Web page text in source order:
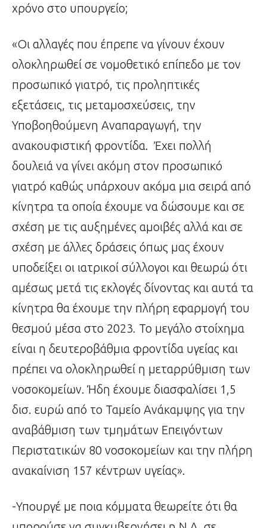
χρόνο στο υπουργείο;
«Οι αλλαγές που έπρεπε να γίνουν έχουν
ολοκληρωθεί σε νομοθετικό επίπεδο με τον
προσωπικό γιατρό, τις προληπτικές
εξετάσεις, τις μεταμοσχεύσεις, την
Υποβοηθούμενη Αναπαραγωγή, την
ανακουφιστική φροντίδα. Έχει πολλή
δουλειά να γίνει ακόμη στον προσωπικό
γιατρό καθώς υπάρχουν ακόμα μια σειρά από
κίνητρα τα οποία έχουμε να δώσουμε και σε
σχέση με τις αυξημένες αμοιβές αλλά και σε
σχέση με άλλες δράσεις όπως μας έχουν
υποδείξει οι ιατρικοί σύλλογοι και θεωρώ ότι
αμέσως μετά τις εκλογές δίνοντας και αυτά τα
κίνητρα θα έχουμε την πλήρη εφαρμογή του
θεσμού μέσα στο 2023. Το μεγάλο στοίχημα
είναι η δευτεροβάθμια φροντίδα υγείας και
πρέπει να ολοκληρωθεί η μεταρρύθμιση των
νοσοκομείων. Ήδη έχουμε διασφαλίσει 1,5
δισ. ευρώ από το Ταμείο Ανάκαμψης για την
αναβάθμιση των τμημάτων Επειγόντων
Περιστατικών 80 νοσοκομείων και την πλήρη
ανακαίνιση 157 κέντρων υγείας».
-Υπουργέ με ποια κόμματα θεωρείτε ότι θα